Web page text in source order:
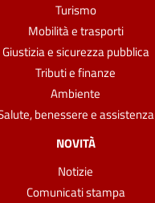
Turismo
Mobilità e trasporti
Giustizia e sicurezza pubblica
Tributi e finanze
Ambiente
benessere e assistenza
NOVITÀ
Notizie
Comunicati stampa